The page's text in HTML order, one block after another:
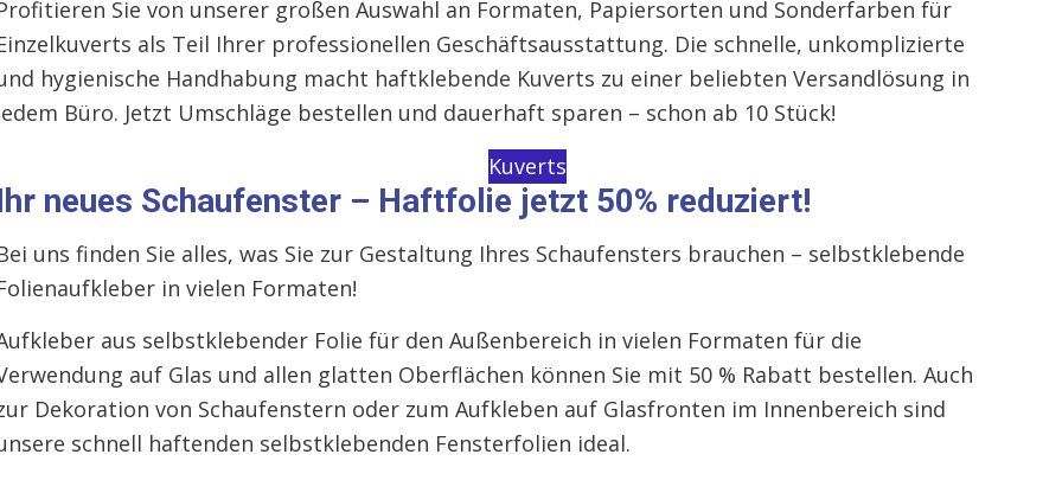
Sie von unserer großen Auswahl an Formaten, Papiersorten und Sonderfarben für
als Teil Ihrer professionellen Geschäftsausstattung. Die schnelle, unkomplizierte
hygienische Handhabung macht haftklebende Kuverts zu einer beliebten Versandlösung in
Büro. Jetzt Umschläge bestellen und dauerhaft sparen – schon ab 10 Stück!
Kuverts
neues Schaufenster – Haftfolie jetzt 50% reduziert!
uns finden Sie alles, was Sie zur Gestaltung Ihres Schaufensters brauchen – selbstklebende
in vielen Formaten!
aus selbstklebender Folie für den Außenbereich in vielen Formaten für die
auf Glas und allen glatten Oberflächen können Sie mit 50 % Rabatt bestellen. Auch
Dekoration von Schaufenstern oder zum Aufkleben auf Glasfronten im Innenbereich sind
schnell haftenden selbstklebenden Fensterfolien ideal.